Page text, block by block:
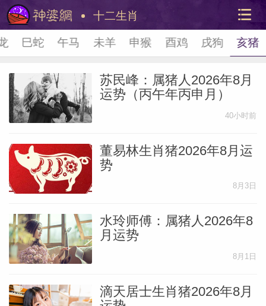
美国神
十二生肖
巳蛇 午马 未羊 申猴 酉鸡 戌狗 亥猪
苏民峰：属猪人2026年8月
运势（丙午年丙申月）
40小时前
董易林生肖猪2026年8月运
势
8月3日
水玲师傅：属猪人2026年8
月运势
8月1日
滴天居士生肖猪2026年8月